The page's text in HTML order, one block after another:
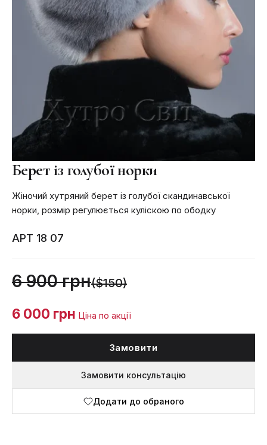
Берет із голубої норки
Жіночий хутряний берет із голубої скандинавської
норки, розмір регулюється куліскою по ободку
АРТ 18 07
6 900 грн($150)
6 000 грн Ціна по акції
Замовити
Замовити консультацію
Додати до обраного